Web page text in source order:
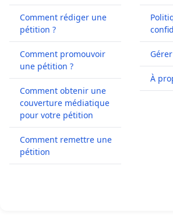
Comment rédiger une
pétition ?
Comment promouvoir
une pétition ?
Comment obtenir une
couverture médiatique
pour votre pétition
Comment remettre une
pétition
À